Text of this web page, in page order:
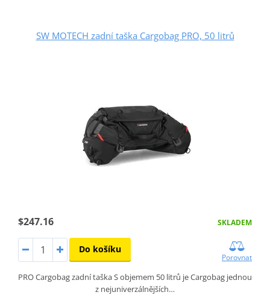
SW MOTECH zadní taška Cargobag PRO, 50 litrů
$247.16 SKLADEM
Do košíku
Porovnat
PRO Cargobag zadní taška S objemem 50 litrů je Cargobag jednou
z nejuniverzálnějších…